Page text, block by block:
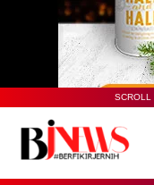
SCROLL